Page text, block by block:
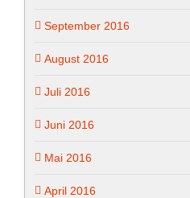
September 2016
August 2016
Juli 2016
Juni 2016
Mai 2016
April 2016